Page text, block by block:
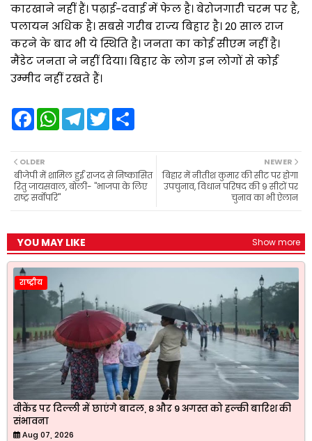
कारखाने नहीं हैं। पढ़ाई-दवाई में फेल है। बेरोजगारी चरम पर है,
पलायन अधिक है। सबसे गरीब राज्य बिहार है। 20 साल राज
करने के बाद भी ये स्थिति है। जनता का कोई सीएम नहीं है।
मैंडेट जनता ने नहीं दिया। बिहार के लोग इन लोगों से कोई
उम्मीद नहीं रखते हैं।
F
a
b
o
o
k
W
A
p
p
T
e
r
a
m
T
w
e
r
NEWER
बिहार में नीतीश कुमार की सीट पर होगा
उपचुनाव, विधान परिषद की 9 सीटों पर
चुनाव का भी ऐलान
OLDER
बीजेपी में शामिल हुईं राजद से निष्कासित
रितु जायसवाल, बोलीं- "भाजपा के लिए
राष्ट्र सर्वोपरि"
YOU MAY LIKE Show more
राष्ट्रीय
वीकेंड पर दिल्ली में छाएंगे बादल, 8 और 9 अगस्त को हल्की बारिश की
संभावना
Aug 07, 2026